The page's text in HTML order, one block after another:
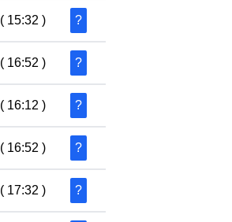
( 15:32 ) ?
( 16:52 ) ?
( 16:12 ) ?
( 16:52 ) ?
( 17:32 ) ?